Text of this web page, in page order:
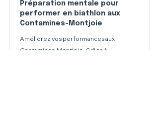
Préparation mentale pour
performer en biathlon aux
Contamines-Montjoie
Améliorez vos performances aux
Contamines-Montjoie. Grâce à